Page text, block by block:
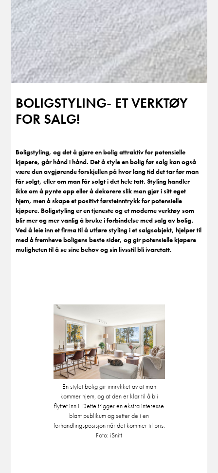
BOLIGSTYLING- ET VERKTØY
FOR SALG!
Boligstyling, og det å gjøre en bolig attraktiv for potensielle
kjøpere, går hånd i hånd. Det å style en bolig før salg kan også
være den avgjørende forskjellen på hvor lang tid det tar før man
får solgt, eller om man får solgt i det hele tatt. Styling handler
ikke om å pynte opp eller å dekorere slik man gjør i sitt eget
hjem, men å skape et positivt førsteinntrykk for potensielle
kjøpere. Boligstyling er en tjeneste og et moderne verktøy som
blir mer og mer vanlig å bruke i forbindelse med salg av bolig.
Ved å leie inn et firma til å utføre styling i et salgsobjekt, hjelper til
med å fremheve boligens beste sider, og gir potensielle kjøpere
muligheten til å se sine behov og sin livsstil bli ivaretatt.
En stylet bolig gir innrykket av at man
kommer hjem, og at den er klar til å bli
flyttet inn i. Dette trigger en ekstra interesse
blant publikum og setter de i en
forhandlingsposisjon når det kommer til pris.
Foto: iSnitt